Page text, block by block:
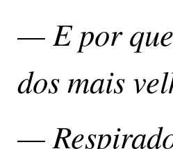
— E por que
dos mais
—